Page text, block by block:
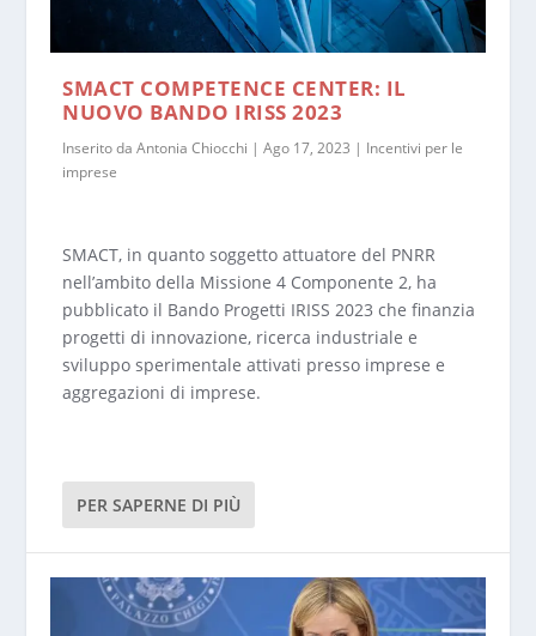
SMACT COMPETENCE CENTER: IL
NUOVO BANDO IRISS 2023
Inserito daAntonia Chiocchi |Ago 17, 2023 | Incentivi per le
imprese
SMACT, in quanto soggetto attuatore del PNRR
nell’ambito della Missione 4 Componente 2, ha
pubblicato il Bando Progetti IRISS 2023 che finanzia
progetti di innovazione, ricerca industriale e
sviluppo sperimentale attivati presso imprese e
aggregazioni di imprese.
PER SAPERNE DI PIÙ